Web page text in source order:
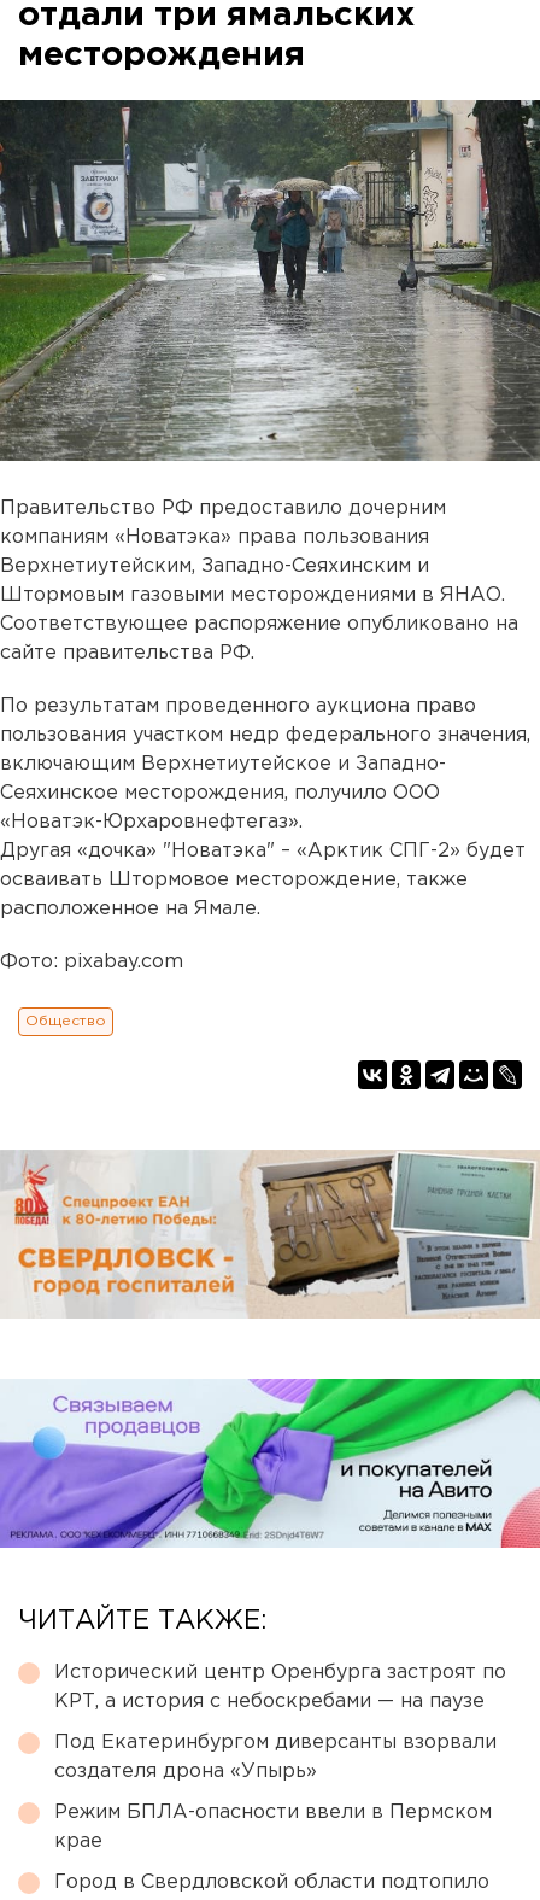
отдали три ямальских
месторождения
Правительство РФ предоставило дочерним
компаниям «Новатэка» права пользования
Верхнетиутейским, Западно-Сеяхинским и
Штормовым газовыми месторождениями в ЯНАО.
Соответствующее распоряжение опубликовано на
сайте правительства РФ.
По результатам проведенного аукциона право
пользования участком недр федерального значения,
включающим Верхнетиутейское и Западно-
Сеяхинское месторождения, получило ООО
«Новатэк-Юрхаровнефтегаз».
Другая «дочка» "Новатэка" – «Арктик СПГ-2» будет
осваивать Штормовое месторождение, также
расположенное на Ямале.
Фото: pixabay.com
Общество
ЧИТАЙТЕ ТАКЖЕ:
Исторический центр Оренбурга застроят по
КРТ, а история с небоскребами — на паузе
Под Екатеринбургом диверсанты взорвали
создателя дрона «Упырь»
Режим БПЛА-опасности ввели в Пермском
крае
Город в Свердловской области подтопило